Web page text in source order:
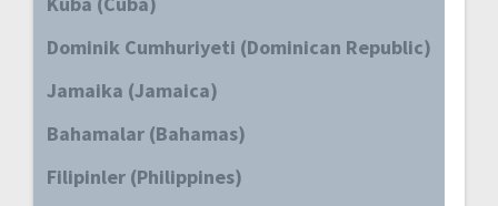
Dominik Cumhuriyeti (Dominican Republic)
Jamaika (Jamaica)
Bahamalar (Bahamas)
Filipinler (Philippines)